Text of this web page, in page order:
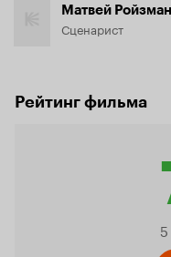
Матвей Ройзман
Сценарист
Рейтинг фильма